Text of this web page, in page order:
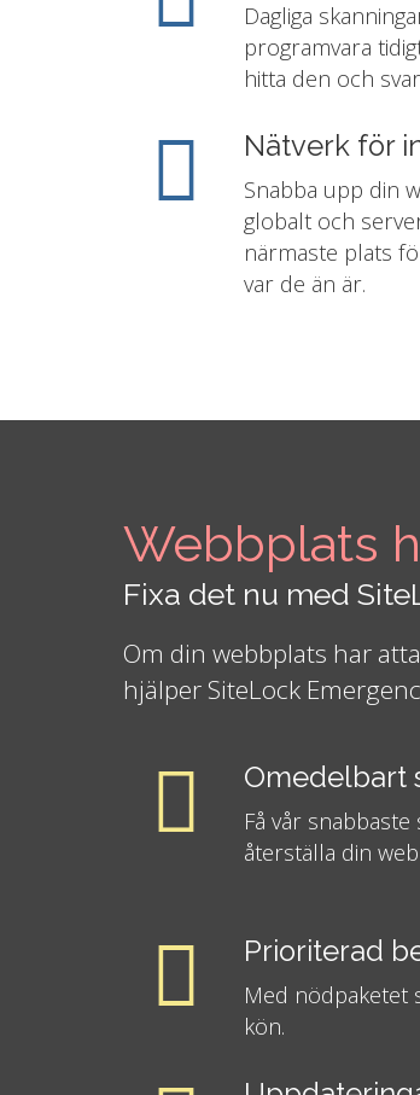
Dagliga
programvara
hitta den och
Nätverk för
Snabba upp din
globalt och
närmaste plats
var de än är.
Webbplats
Fixa det nu med
Om din webbplats har
hjälper SiteLock
Omedelbart
Få vår
återställa din
Prioriterad
Med nödpaketet
kön.